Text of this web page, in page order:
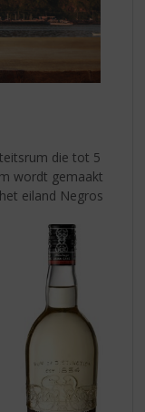
die tot 5
wordt gemaakt
eiland Negros